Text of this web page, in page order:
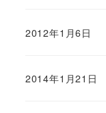
2012年1月6日
2014年1月21日